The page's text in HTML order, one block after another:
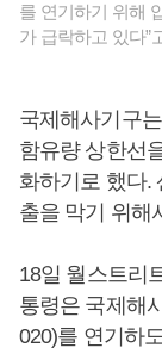
를 연기하기 위해
가 급락하고 있다”
국제해사기구
함유량 상한선
화하기로 했다.
출을 막기 위해
18일 월스트리
통령은 국제해
020)를 연기하